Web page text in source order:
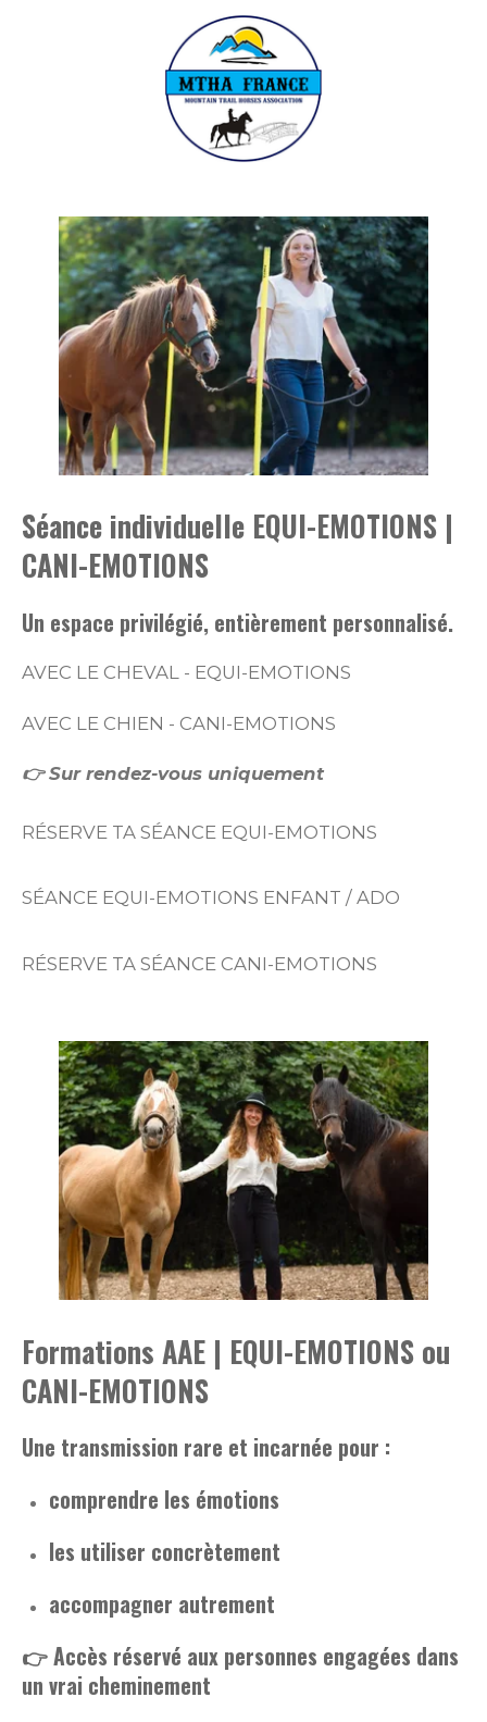
Séance individuelle EQUI-EMOTIONS |
CANI-EMOTIONS
Un espace privilégié, entièrement personnalisé.
AVEC LE CHEVAL - EQUI-EMOTIONS
AVEC LE CHIEN - CANI-EMOTIONS
👉 Sur rendez-vous uniquement
RÉSERVE TA SÉANCE EQUI-EMOTIONS
SÉANCE EQUI-EMOTIONS ENFANT / ADO
RÉSERVE TA SÉANCE CANI-EMOTIONS
Formations AAE | EQUI-EMOTIONS ou
CANI-EMOTIONS
Une transmission rare et incarnée pour :
comprendre les émotions
les utiliser concrètement
accompagner autrement
👉 Accès réservé aux personnes engagées dans
un vrai cheminement